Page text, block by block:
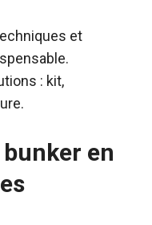
et
: kit,
en